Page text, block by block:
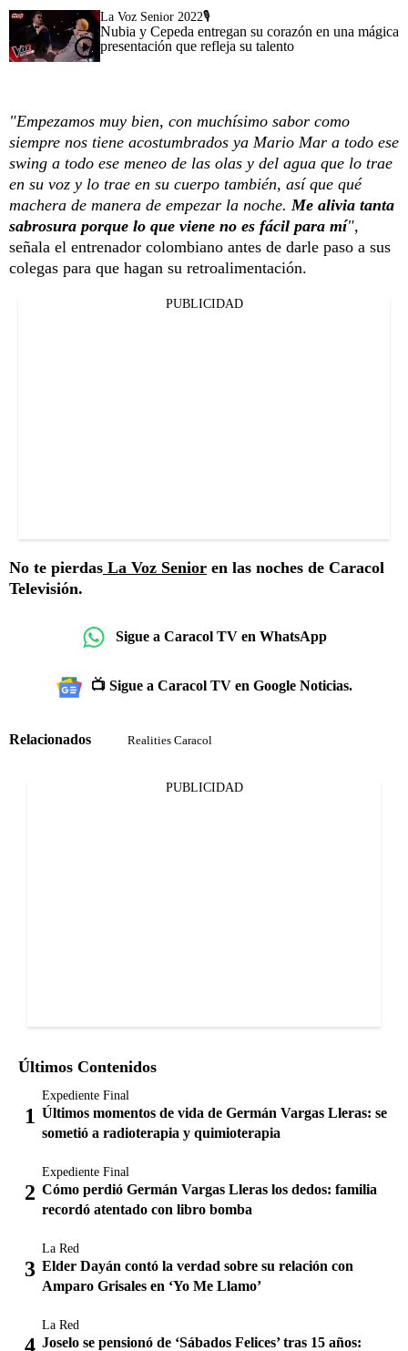
La Voz Senior 2022🎙️
Nubia y Cepeda entregan su corazón en una mágica
presentación que refleja su talento
"Empezamos muy bien, con muchísimo sabor como
siempre nos tiene acostumbrados ya Mario Mar a todo ese
swing a todo ese meneo de las olas y del agua que lo trae
en su voz y lo trae en su cuerpo también, así que qué
machera de manera de empezar la noche. Me alivia tanta
sabrosura porque lo que viene no es fácil para mí",
señala el entrenador colombiano antes de darle paso a sus
colegas para que hagan su retroalimentación.
PUBLICIDAD
No te pierdas La Voz Senior en las noches de Caracol
Televisión.
Sigue a Caracol TV en WhatsApp
📺 Sigue a Caracol TV en Google Noticias.
Relacionados Realities Caracol
PUBLICIDAD
Últimos Contenidos
Expediente Final
Últimos momentos de vida de Germán Vargas Lleras: se
sometió a radioterapia y quimioterapia
Expediente Final
Cómo perdió Germán Vargas Lleras los dedos: familia
recordó atentado con libro bomba
La Red
Elder Dayán contó la verdad sobre su relación con
Amparo Grisales en ‘Yo Me Llamo’
La Red
Joselo se pensionó de ‘Sábados Felices’ tras 15 años: